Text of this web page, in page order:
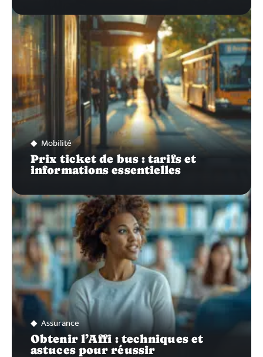
Mobilité
Prix ticket de bus : tarifs et
informations essentielles
Assurance
Obtenir l’Affi : techniques et
astuces pour réussir